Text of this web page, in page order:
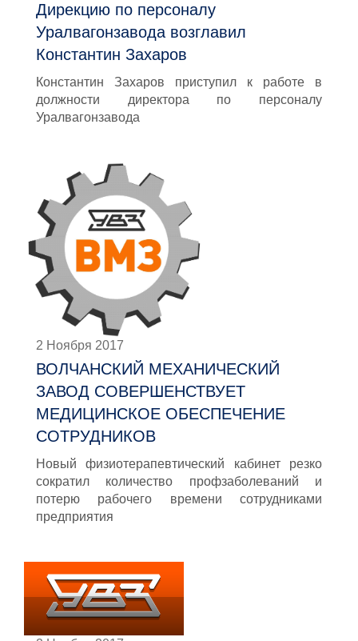
Дирекцию по персоналу
Уралвагонзавода возглавил
Константин Захаров
Константин Захаров приступил к работе в
должности директора по персоналу
Уралвагонзавода
2 Ноября 2017
ВОЛЧАНСКИЙ МЕХАНИЧЕСКИЙ
ЗАВОД СОВЕРШЕНСТВУЕТ
МЕДИЦИНСКОЕ ОБЕСПЕЧЕНИЕ
СОТРУДНИКОВ
Новый физиотерапевтический кабинет резко
сократил количество профзаболеваний и
потерю рабочего времени сотрудниками
предприятия